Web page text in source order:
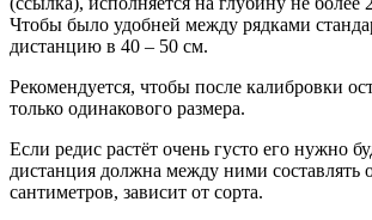
Чтобы было удобней между рядками
дистанцию в 40 – 50 см.
Рекомендуется, чтобы после калибровки
только одинакового размера.
Если редис растёт очень густо его нужно
дистанция должна между ними составлять
сантиметров, зависит от сорта.